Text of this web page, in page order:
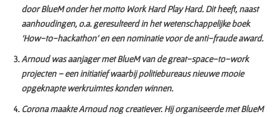
door BlueM onder het motto Work Hard Play Hard. Dit heeft, naast
aanhoudingen, o.a. geresulteerd in het wetenschappelijke boek
‘How-to-hackathon’ en een nominatie voor de anti-fraude award.
Arnoud was aanjager met BlueM van de great-space-to-work
projecten – een initiatief waarbij politiebureaus nieuwe mooie
opgeknapte werkruimtes konden winnen.
Corona maakte Arnoud nog creatiever. Hij organiseerde met BlueM